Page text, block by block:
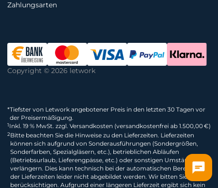
Zahlungsarten
Copyright © 2026 letwork
*Tiefster von Letwork angebotener Preis in den letzten 30 Tagen vor
der Preisermäßigung.
1Inkl. 19 % MwSt. zzgl. Versandkosten (versandkostenfrei ab 1.500,00 €)
2Bitte beachten Sie die Hinweise zu den Lieferzeiten. Lieferzeiten
können sich aufgrund von Sonderausführungen (Sondergrößen,
Sonderfarben, Spezialgläsern, etc.), betrieblichen Abläufen
(Betriebsurlaub, Lieferengpässe, etc.) oder sonstigen Umständen
verlängern. Dies kann technisch bei der automatischen Berechnung
der Lieferzeiten leider nicht abgebildet werden. Wir bitten Sie dies zu
berücksichtigen. Aufgrund einer längeren Lieferzeit ergibt sich kein